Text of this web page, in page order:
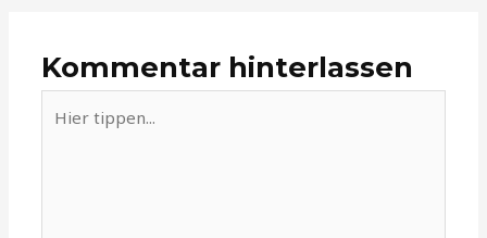
Kommentar hinterlassen
tippen...